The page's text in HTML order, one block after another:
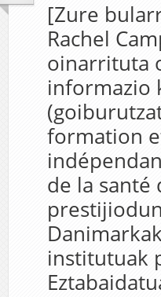
[Zure
Rachel
oinarrituta
informazio
formation
de la santé
institutuak